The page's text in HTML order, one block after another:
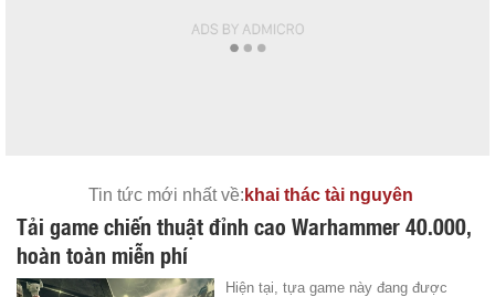
Tin tức mới nhất về: khai thác tài nguyên
Tải game chiến thuật đỉnh cao Warhammer 40.000,
hoàn toàn miễn phí
Hiện tại, tựa game này đang được